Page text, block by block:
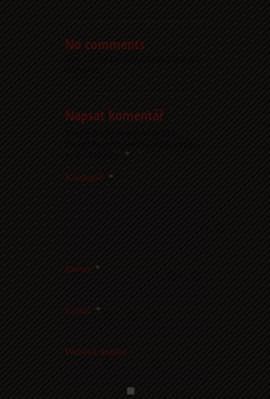
No comments
Napsat komentář
*
Komentář *
Jméno *
E-mail *
Webová stránka